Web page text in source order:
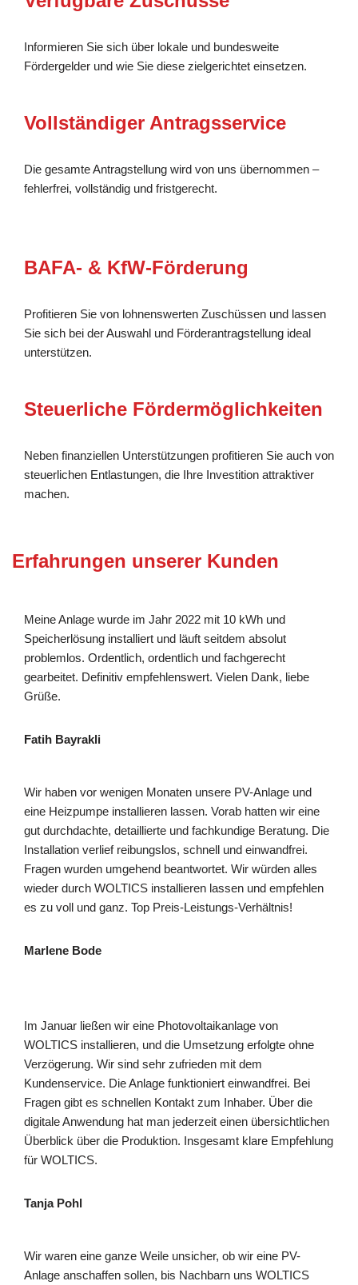
Informieren Sie sich über lokale und bundesweite
Fördergelder und wie Sie diese zielgerichtet einsetzen.
Vollständiger Antragsservice
Die gesamte Antragstellung wird von uns übernommen –
fehlerfrei, vollständig und fristgerecht.
BAFA- & KfW-Förderung
Profitieren Sie von lohnenswerten Zuschüssen und lassen
Sie sich bei der Auswahl und Förderantragstellung ideal
unterstützen.
Steuerliche Fördermöglichkeiten
Neben finanziellen Unterstützungen profitieren Sie auch von
steuerlichen Entlastungen, die Ihre Investition attraktiver
machen.
Erfahrungen unserer Kunden
Meine Anlage wurde im Jahr 2022 mit 10 kWh und
Speicherlösung installiert und läuft seitdem absolut
problemlos. Ordentlich, ordentlich und fachgerecht
gearbeitet. Definitiv empfehlenswert. Vielen Dank, liebe
Grüße.
Fatih Bayrakli
Wir haben vor wenigen Monaten unsere PV-Anlage und
eine Heizpumpe installieren lassen. Vorab hatten wir eine
gut durchdachte, detaillierte und fachkundige Beratung. Die
Installation verlief reibungslos, schnell und einwandfrei.
Fragen wurden umgehend beantwortet. Wir würden alles
wieder durch WOLTICS installieren lassen und empfehlen
es zu voll und ganz. Top Preis-Leistungs-Verhältnis!
Marlene Bode
Im Januar ließen wir eine Photovoltaikanlage von
WOLTICS installieren, und die Umsetzung erfolgte ohne
Verzögerung. Wir sind sehr zufrieden mit dem
Kundenservice. Die Anlage funktioniert einwandfrei. Bei
Fragen gibt es schnellen Kontakt zum Inhaber. Über die
digitale Anwendung hat man jederzeit einen übersichtlichen
Überblick über die Produktion. Insgesamt klare Empfehlung
für WOLTICS.
Tanja Pohl
Wir waren eine ganze Weile unsicher, ob wir eine PV-
Anlage anschaffen sollen, bis Nachbarn uns WOLTICS